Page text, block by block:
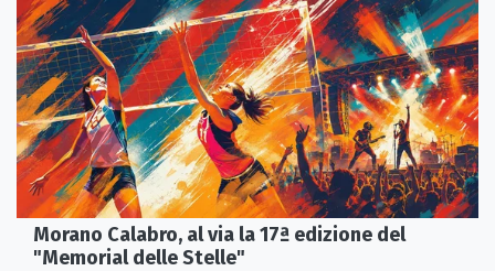
Morano Calabro, al via la 17ª edizione del
"Memorial delle Stelle"